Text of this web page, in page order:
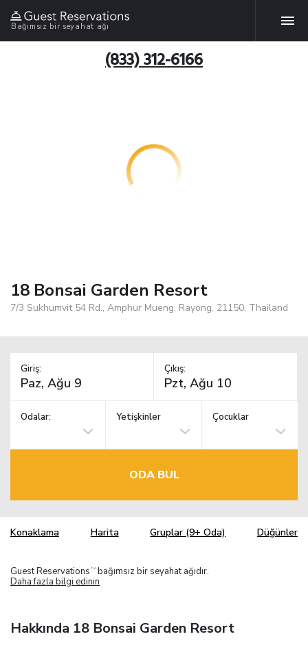
Bağımsız bir seyahat ağı
(833) 312-6166
18 Bonsai Garden Resort
7/3 Sukhumvit 54 Rd., Amphur Mueng, Rayong, 21150, Thailand
Giriş: Çıkış:
Odalar: Yetişkinler Çocuklar
ODA BUL
Konaklama Harita Gruplar (9+ Oda) Düğünler
Guest Reservations TM bağımsız bir seyahat ağıdır.
Daha fazla bilgi edinin
Hakkında 18 Bonsai Garden Resort